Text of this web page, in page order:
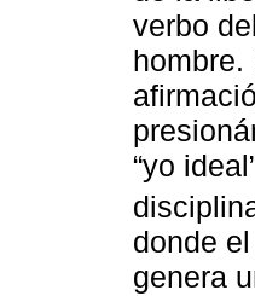
verbo
“yo
donde
genera